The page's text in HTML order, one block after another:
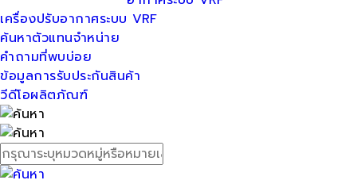
เครื่องปรับอากาศระบบ VRF
ค้นหาตัวแทนจำหน่าย
คำถามที่พบบ่อย
ข้อมูลการรับประกันสินค้า
วีดีโอผลิตภัณฑ์